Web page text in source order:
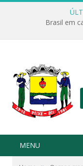
Brasil em
MENU